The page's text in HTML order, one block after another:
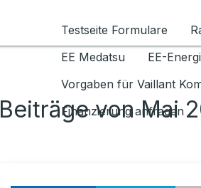
Testseite Formulare
EE Medatsu
EE-
Vorgaben für Vaillant
Finanzierung anfragen
Beiträge von Mai